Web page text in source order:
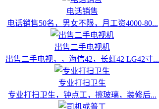
电话销售
电话销售50名，男女不限，月工资4000-80...
出售二手电视机
出售二手电视，，海信42，长虹42 LG42寸...
专业打扫卫生
专业打扫卫生，钟点工，擦玻璃，装修后...